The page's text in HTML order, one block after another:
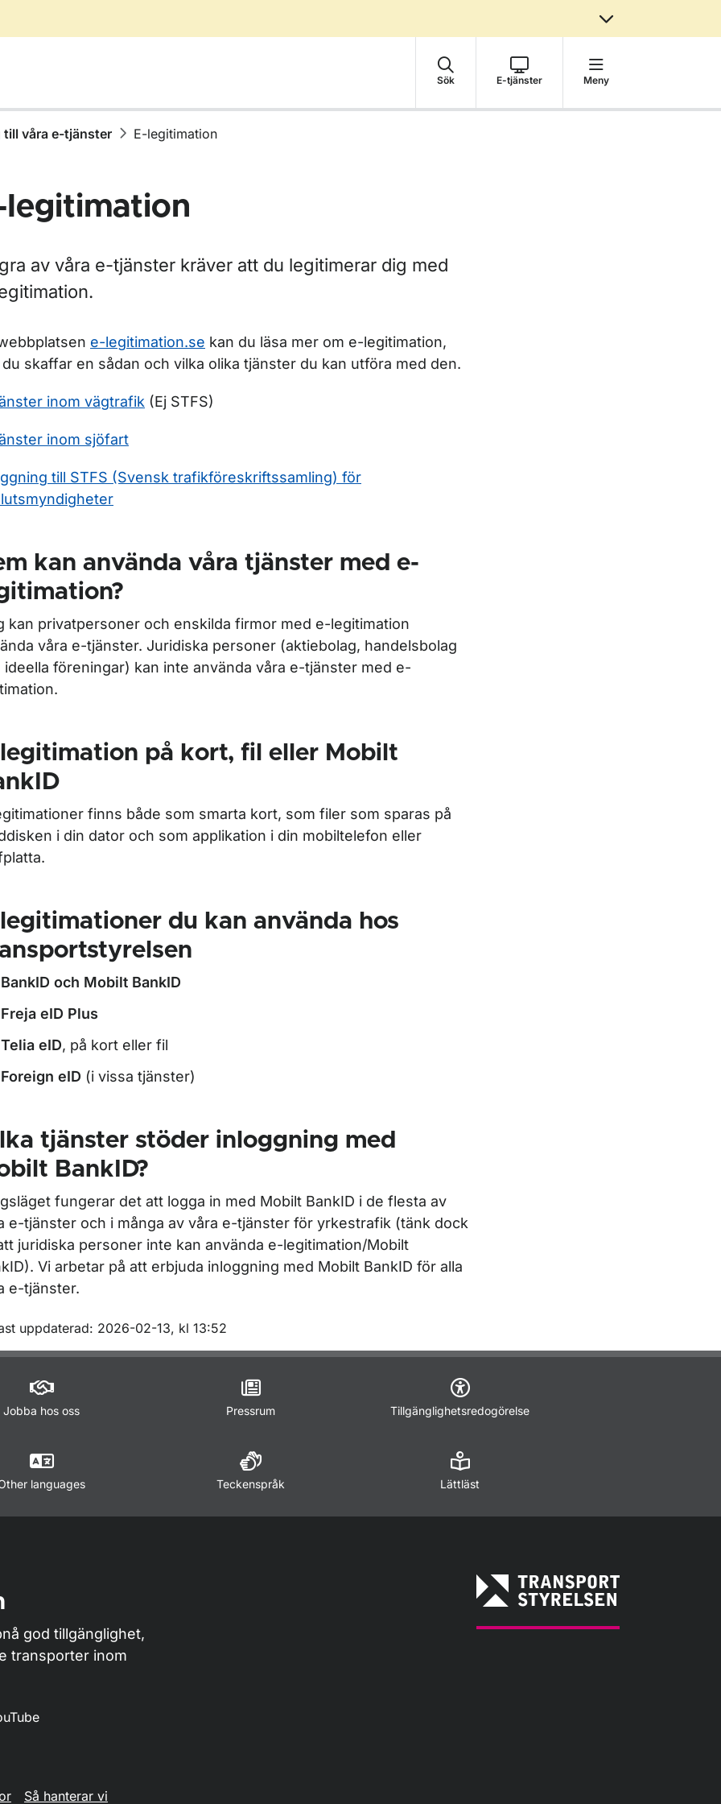
Sök E-tjänster Meny
till våra e-tjänster E-legitimation
Tillgänglighet
Kakor på webbplatsen
Inloggning till våra e-tjänster
E-legitimation
legitimation
av våra e-tjänster kräver att du legitimerar dig med
e-legitimation.se kan du läsa mer om e-legitimation,
skaffar en sådan och vilka olika tjänster du kan utföra med den.
inom vägtrafik (Ej STFS)
inom sjöfart
till STFS (Svensk trafikföreskriftssamling) för
kan använda våra tjänster med e-
kan privatpersoner och enskilda firmor med e-legitimation
våra e-tjänster. Juridiska personer (aktiebolag, handelsbolag
ideella föreningar) kan inte använda våra e-tjänster med e-
legitimation på kort, fil eller Mobilt
finns både som smarta kort, som filer som sparas på
i din dator och som applikation i din mobiltelefon eller
legitimationer du kan använda hos
BankID och Mobilt BankID
Freja eID Plus
Telia eID, på kort eller fil
Foreign eID (i vissa tjänster)
tjänster stöder inloggning med
BankID?
fungerar det att logga in med Mobilt BankID i de flesta av
e-tjänster och i många av våra e-tjänster för yrkestrafik (tänk dock
juridiska personer inte kan använda e-legitimation/Mobilt
Vi arbetar på att erbjuda inloggning med Mobilt BankID för alla
e-tjänster.
sidan
uppdaterad: 2026-02-13, kl 13:52
Jobba hos oss Pressrum Tillgänglighetsredogörelse
languages Teckenspråk Lättläst
god tillgänglighet,
transporter inom
Så hanterar vi